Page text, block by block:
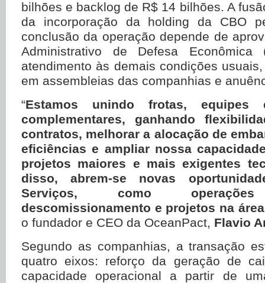
bilhões e backlog de R$ 14 bilhões. A
da incorporação da holding da CBO
conclusão da operação depende de
Administrativo de Defesa
atendimento às demais condições
em assembleias das companhias e
“Estamos unindo frotas, equipes
complementares, ganhando
contratos, melhorar a alocação de
eficiências e ampliar nossa
projetos maiores e mais exigentes
disso, abrem-se novas
Serviços, como operações
descomissionamento e projetos na
o fundador e CEO da OceanPact, Flavio
Segundo as companhias, a transação
quatro eixos: reforço da geração de
capacidade operacional a partir de